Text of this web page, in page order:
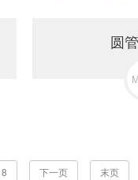
圆
8 下一页 末页